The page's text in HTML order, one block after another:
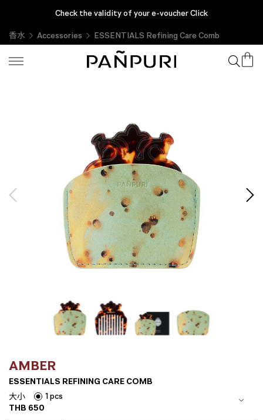
Check the validity of your e-voucher Click
香水
Accessories ESSENTIALS Refining Care Comb
AMBER
ESSENTIALS REFINING CARE COMB
大小
1 pcs
THB 650